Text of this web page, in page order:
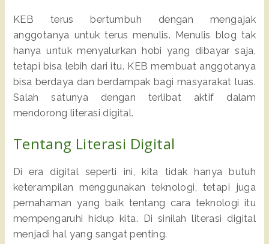
KEB terus bertumbuh dengan mengajak
anggotanya untuk terus menulis. Menulis blog tak
hanya untuk menyalurkan hobi yang dibayar saja,
tetapi bisa lebih dari itu. KEB membuat anggotanya
bisa berdaya dan berdampak bagi masyarakat luas.
Salah satunya dengan terlibat aktif dalam
mendorong literasi digital.
Tentang Literasi Digital
Di era digital seperti ini, kita tidak hanya butuh
keterampilan menggunakan teknologi, tetapi juga
pemahaman yang baik tentang cara teknologi itu
mempengaruhi hidup kita. Di sinilah literasi digital
menjadi hal yang sangat penting.